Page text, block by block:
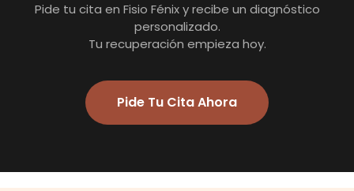
Pide tu cita en Fisio Fénix y recibe un diagnóstico
personalizado.
Tu recuperación empieza hoy.
Pide Tu Cita Ahora